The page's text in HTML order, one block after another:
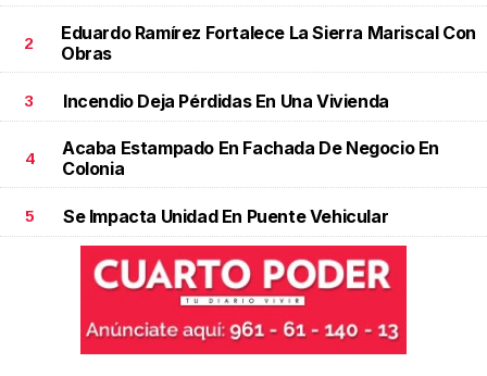
2
Eduardo Ramírez Fortalece La Sierra Mariscal Con
Obras
3 Incendio Deja Pérdidas En Una Vivienda
4
Acaba Estampado En Fachada De Negocio En
Colonia
5 Se Impacta Unidad En Puente Vehicular